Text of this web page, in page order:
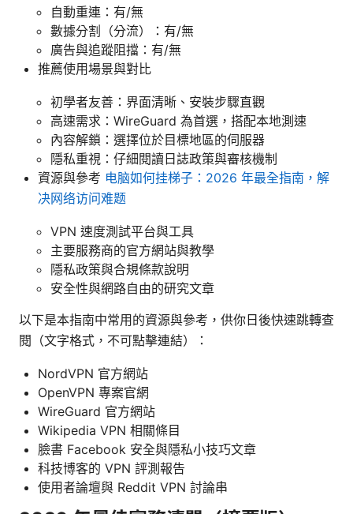
自動重連：有/無
數據分割（分流）：有/無
廣告與追蹤阻擋：有/無
推薦使用場景與對比
初學者友善：界面清晰、安裝步驟直觀
高速需求：WireGuard 為首選，搭配本地測速
內容解鎖：選擇位於目標地區的伺服器
隱私重視：仔細閱讀日誌政策與審核機制
資源與參考 电脑如何挂梯子：2026 年最全指南，解
决网络访问难题
VPN 速度測試平台與工具
主要服務商的官方網站與教學
隱私政策與合規條款說明
安全性與網路自由的研究文章
以下是本指南中常用的資源與參考，供你日後快速跳轉查
閱（文字格式，不可點擊連結）：
NordVPN 官方網站
OpenVPN 專案官網
WireGuard 官方網站
Wikipedia VPN 相關條目
臉書 Facebook 安全與隱私小技巧文章
科技博客的 VPN 評測報告
使用者論壇與 Reddit VPN 討論串